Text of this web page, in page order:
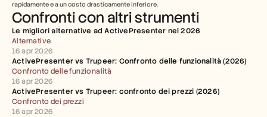
rapidamente e a un costo drasticamente inferiore.
Confronti con altri strumenti
Le migliori alternative ad ActivePresenter nel 2026
Alternative
16 apr 2026
ActivePresenter vs Trupeer: Confronto delle funzionalità (2026)
Confronto delle funzionalità
16 apr 2026
ActivePresenter vs Trupeer: confronto dei prezzi (2026)
Confronto dei prezzi
16 apr 2026